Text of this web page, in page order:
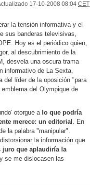
17-10-2008 08:04 CET
la tensión informativa y el
sus banderas televisivas,
Hoy es el periódico quien,
al descubrimiento de la
desvela una oscura trama
informativo de La Sexta,
del líder de la oposición "para
del Olympique de
otorgue a lo que podría
merece: un editorial . En
la palabra "manipular".
la información que
juro que aplaudiría la
se me dislocasen las